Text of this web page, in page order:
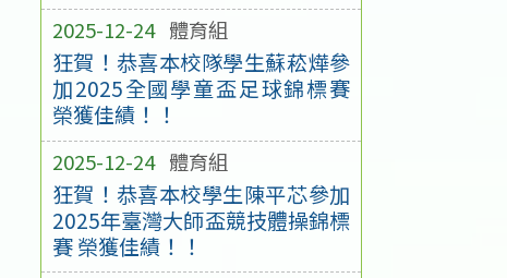
2025-12-24 體育組
狂賀！恭喜本校隊學生蘇菘燁參
加2025全國學童盃足球錦標賽
榮獲佳績！！
2025-12-24 體育組
狂賀！恭喜本校學生陳平芯參加
2025年臺灣大師盃競技體操錦標
賽 榮獲佳績！！